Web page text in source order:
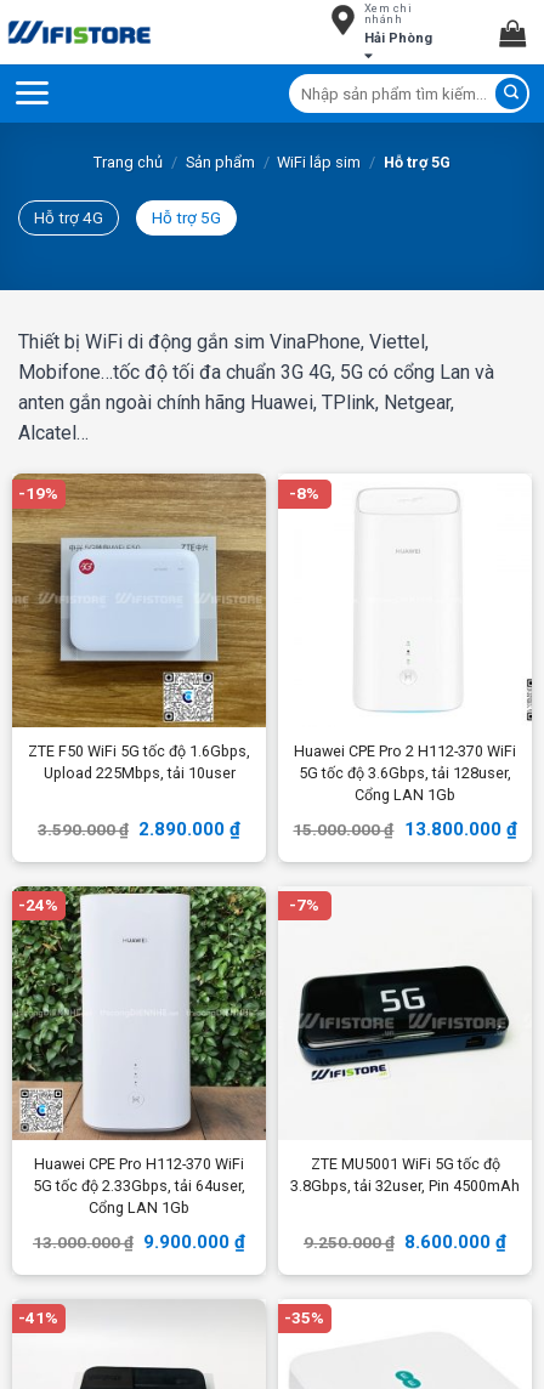
to
Xem chi
nhánh
Hải Phòng
Tìm
kiếm:
Trang chủ / Sản phẩm / WiFi lắp sim / Hỗ trợ 5G
Hỗ trợ 4G Hỗ trợ 5G
Thiết bị WiFi di động gắn sim VinaPhone, Viettel,
Mobifone…tốc độ tối đa chuẩn 3G 4G, 5G có cổng Lan và
anten gắn ngoài chính hãng Huawei, TPlink, Netgear,
Alcatel…
-19%
ZTE F50 WiFi 5G tốc độ 1.6Gbps,
Upload 225Mbps, tải 10user
3.590.000₫ 2.890.000₫
-8%
Huawei CPE Pro 2 H112-370 WiFi
5G tốc độ 3.6Gbps, tải 128user,
Cổng LAN 1Gb
15.000.000₫ 13.800.000 ₫
-24%
Huawei CPE Pro H112-370 WiFi
5G tốc độ 2.33Gbps, tải 64user,
Cổng LAN 1Gb
13.000.000₫ 9.900.000₫
-7%
ZTE MU5001 WiFi 5G tốc độ
3.8Gbps, tải 32user, Pin 4500mAh
9.250.000₫ 8.600.000₫
-41% -35%